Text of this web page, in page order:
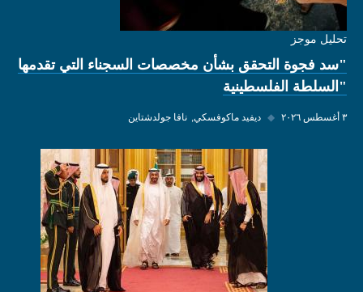
تحليل موجز
"سد فجوة التحقق بشأن مخصصات السجناء التي تقدمها
"السلطة الفلسطينية
٣ أغسطس ٢٠٢٦ ◆ ديفيد ماكوفسكي نافا جولدشتاين